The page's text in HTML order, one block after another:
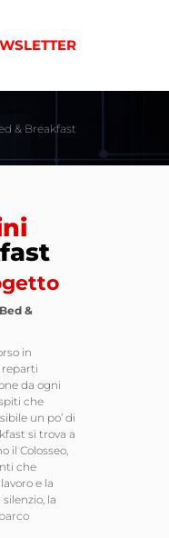
& Breakfast
&
in
reparti
da ogni
che
un po’ di
si trova a
il Colosseo,
che
e la
la